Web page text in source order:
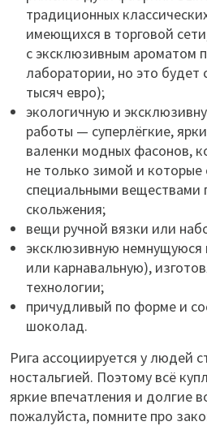
традиционных
имеющихся в торговой
с эксклюзивным ароматом
лаборатории, но это будет
тысяч евро);
экологичную и
работы — суперлёгкие,
валенки модных фасонов,
не только зимой и
специальными веществами
скольжения;
вещи ручной вязки или
эксклюзивную немнущуюся
или карнавальную),
технологии;
причудливый по форме и
шоколад.
Рига ассоциируется у людей
ностальгией. Поэтому всё
яркие впечатления и долгие
пожалуйста, помните про